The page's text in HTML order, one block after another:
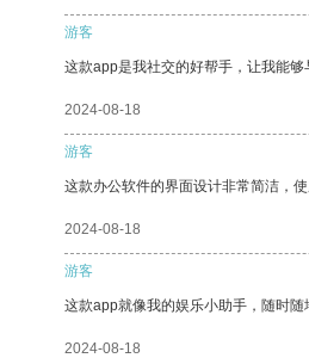
游客
这款app是我社交的好帮手，让我能够
2024-08-18
游客
这款办公软件的界面设计非常简洁，
2024-08-18
游客
这款app就像我的娱乐小助手，随时随
2024-08-18